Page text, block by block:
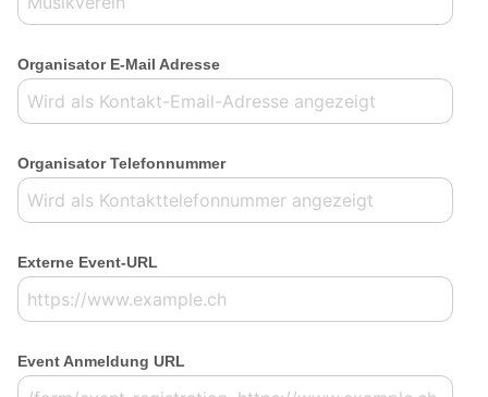
Organisator E-Mail Adresse
Organisator Telefonnummer
Externe Event-URL
Event Anmeldung URL